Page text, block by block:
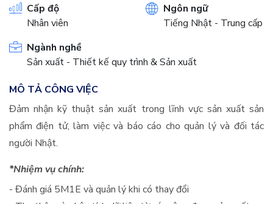
Cấp độ
Nhân viên
Ngôn ngữ
Tiếng Nhật - Trung cấp
Ngành nghề
Sản xuất - Thiết kế quy trình & Sản xuất
MÔ TẢ CÔNG VIỆC
Đảm nhận kỹ thuật sản xuất trong lĩnh vực sản xuất sản
phẩm điện tử, làm việc và báo cáo cho quản lý và đối tác
người Nhật.
*Nhiệm vụ chính:
- Đánh giá 5M1E và quản lý khi có thay đổi